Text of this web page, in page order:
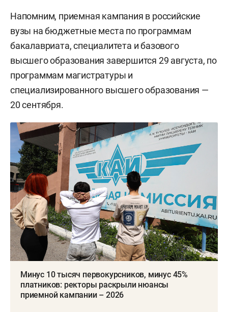
Напомним, приемная кампания в российские
вузы на бюджетные места по программам
бакалавриата, специалитета и базового
высшего образования завершится 29 августа, по
программам магистратуры и
специализированного высшего образования —
20 сентября.
Минус 10 тысяч первокурсников, минус 45%
платников: ректоры раскрыли нюансы
приемной кампании – 2026